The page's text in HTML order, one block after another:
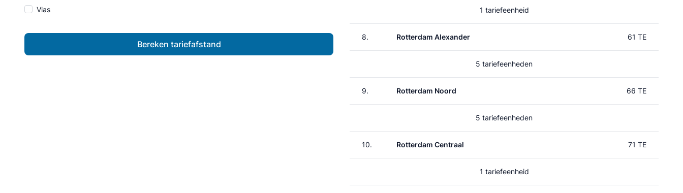
Vias
Bereken tariefafstand
1 tariefeenheid
8. Rotterdam Alexander 61 TE
5 tariefeenheden
9. Rotterdam Noord 66 TE
5 tariefeenheden
10. Rotterdam Centraal 71 TE
1 tariefeenheid